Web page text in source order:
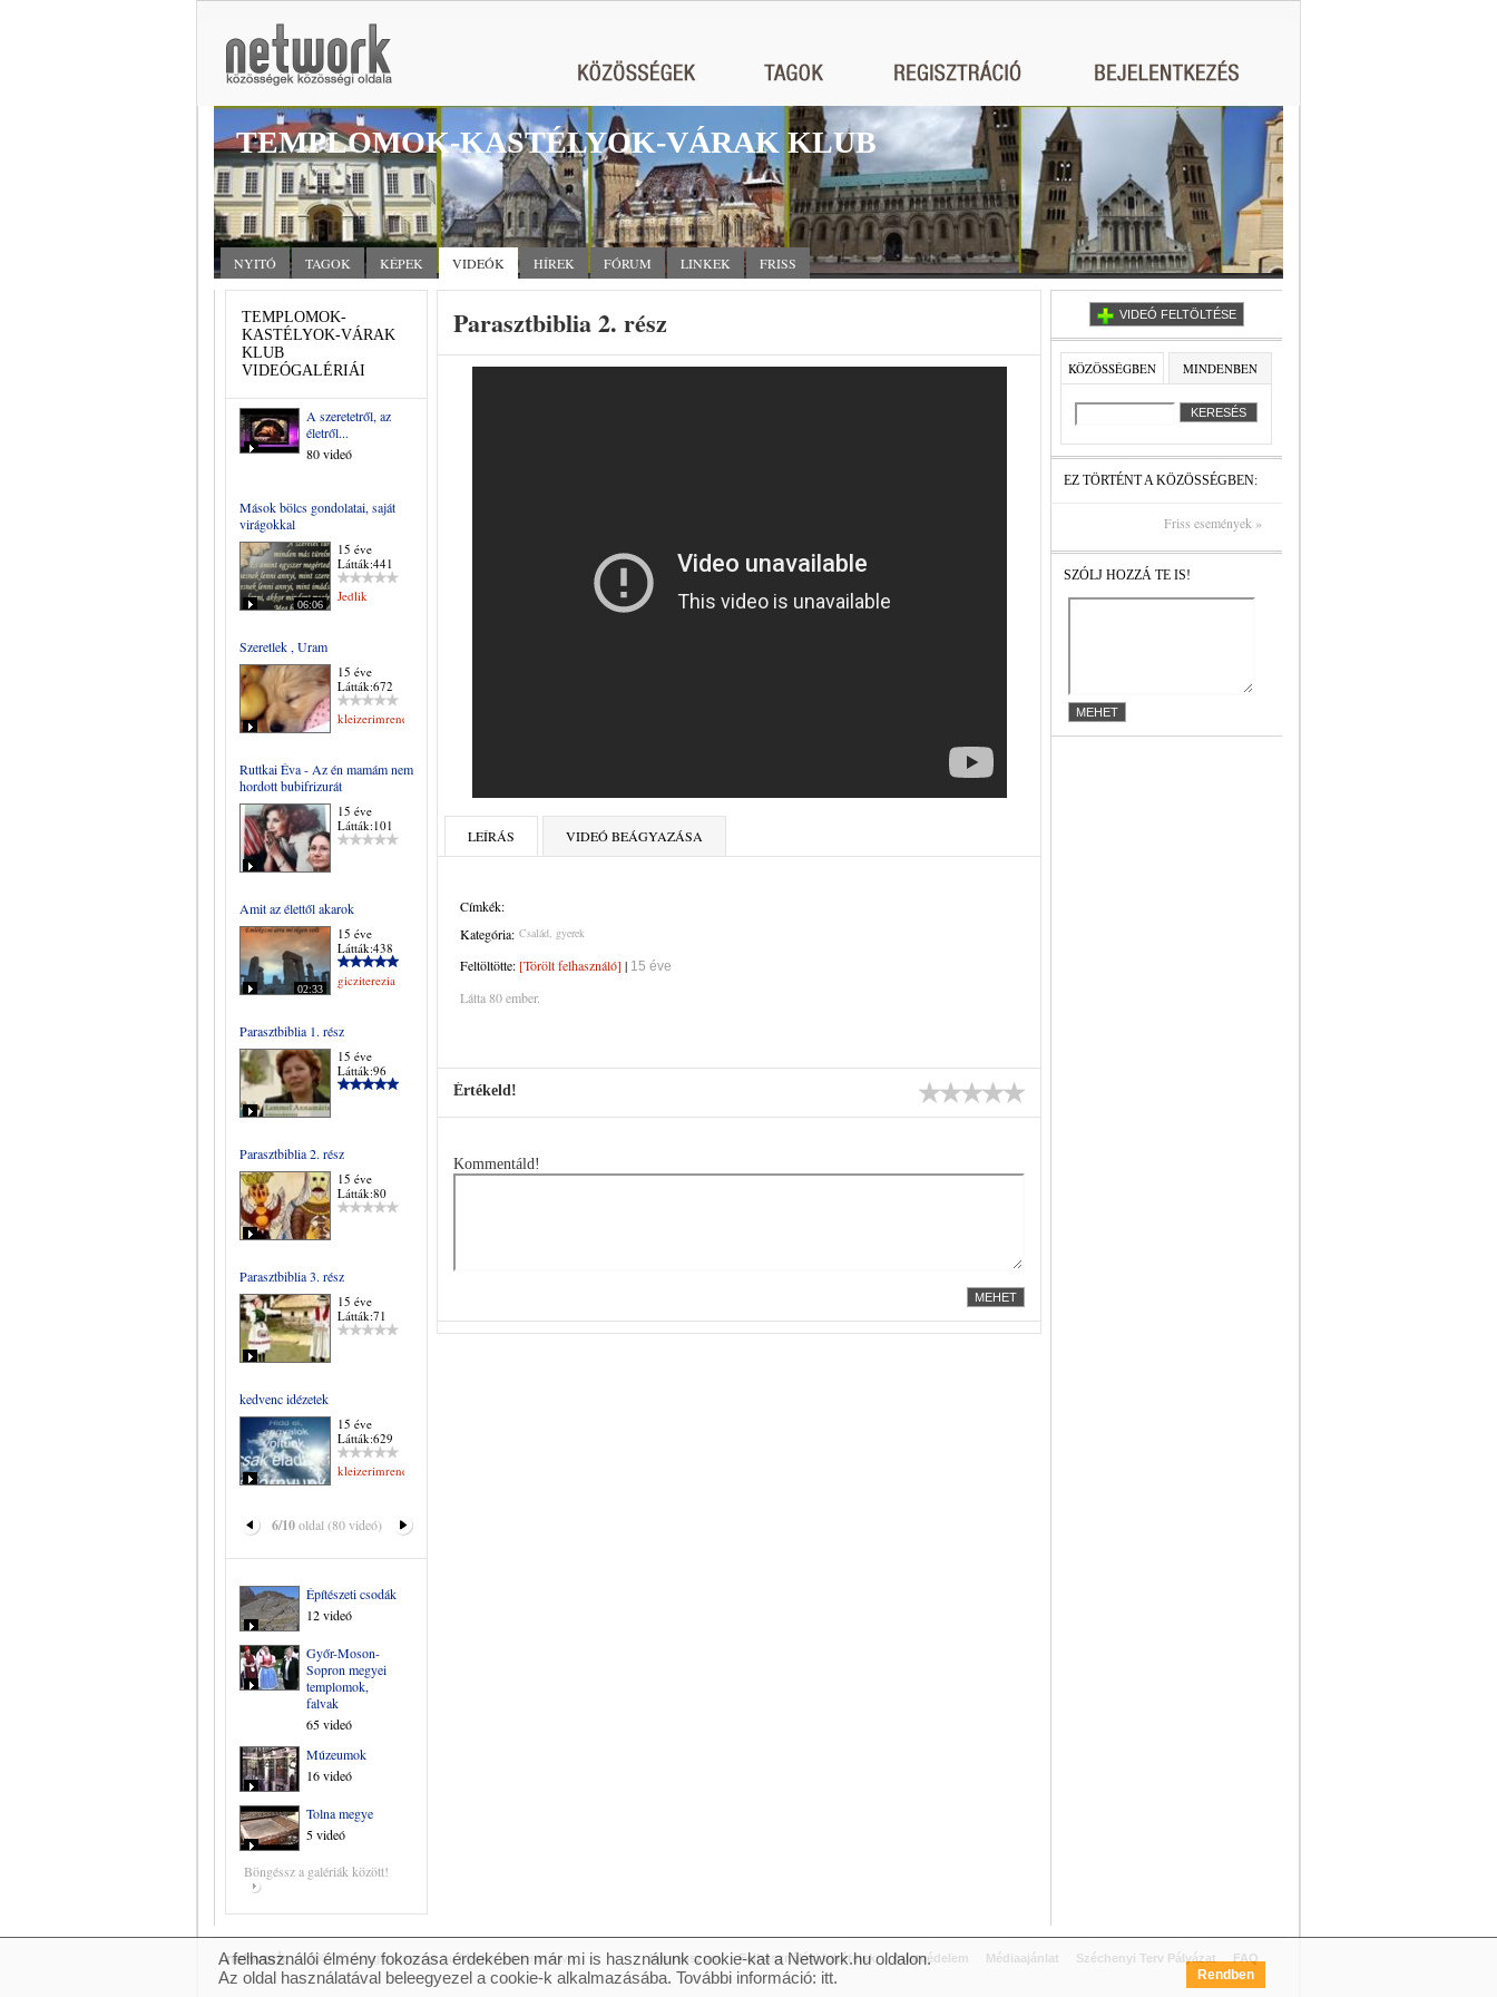
TEMPLOMOK-KASTÉLYOK-VÁRAK KLUB
NYITÓ TAGOK KÉPEK VIDEÓK HÍREK FÓRUM LINKEK FRISS
TEMPLOMOK-
KASTÉLYOK-VÁRAK
KLUB
VIDEÓGALÉRIÁI
A szeretetről, az
életről...
80 videó
Mások bölcs gondolatai, saját
virágokkal
06:06
15 éve
Látták:441
Jedlik
Szeretlek , Uram
15 éve
Látták:672
kleizerimrene
Ruttkai Éva - Az én mamám nem
hordott bubifrizurát
15 éve
Látták:101
Amit az élettől akarok
02:33
15 éve
Látták:438
gicziterezia
Parasztbiblia 1. rész
15 éve
Látták:96
Parasztbiblia 2. rész
15 éve
Látták:80
Parasztbiblia 3. rész
15 éve
Látták:71
kedvenc idézetek
15 éve
Látták:629
kleizerimrene
6/10oldal (80 videó)
Építészeti csodák
12 videó
Győr-Moson-
Sopron megyei
templomok,
falvak
65 videó
Múzeumok
16 videó
Tolna megye
5 videó
Böngéssz a galériák között!
Parasztbiblia 2. rész
LEÍRÁS VIDEÓ BEÁGYAZÁSA
Címkék:
Kategória: Család, gyerek
Feltöltötte: [Törölt felhasználó] | 15 éve
Látta 80 ember.
Értékeld!
Kommentáld!
VIDEÓ FELTÖLTÉSE
KÖZÖSSÉGBEN MINDENBEN
EZ TÖRTÉNT A KÖZÖSSÉGBEN:
Friss események »
SZÓLJ HOZZÁ TE IS!
© 2007 Copyright Network.hu Minden jog fenntartva. Impresszum Felhasználási feltételek Adatvédelem Médiaajánlat Széchenyi Terv Pályázat FAQ
A felhasználói élmény fokozása érdekében már mi is használunk cookie-kat a Network.hu oldalon.
Az oldal használatával beleegyezel a cookie-k alkalmazásába. További információ: itt. Rendben